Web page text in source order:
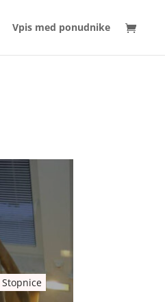
Vpis med ponudnike
Stopnice